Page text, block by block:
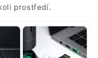
prostředí.